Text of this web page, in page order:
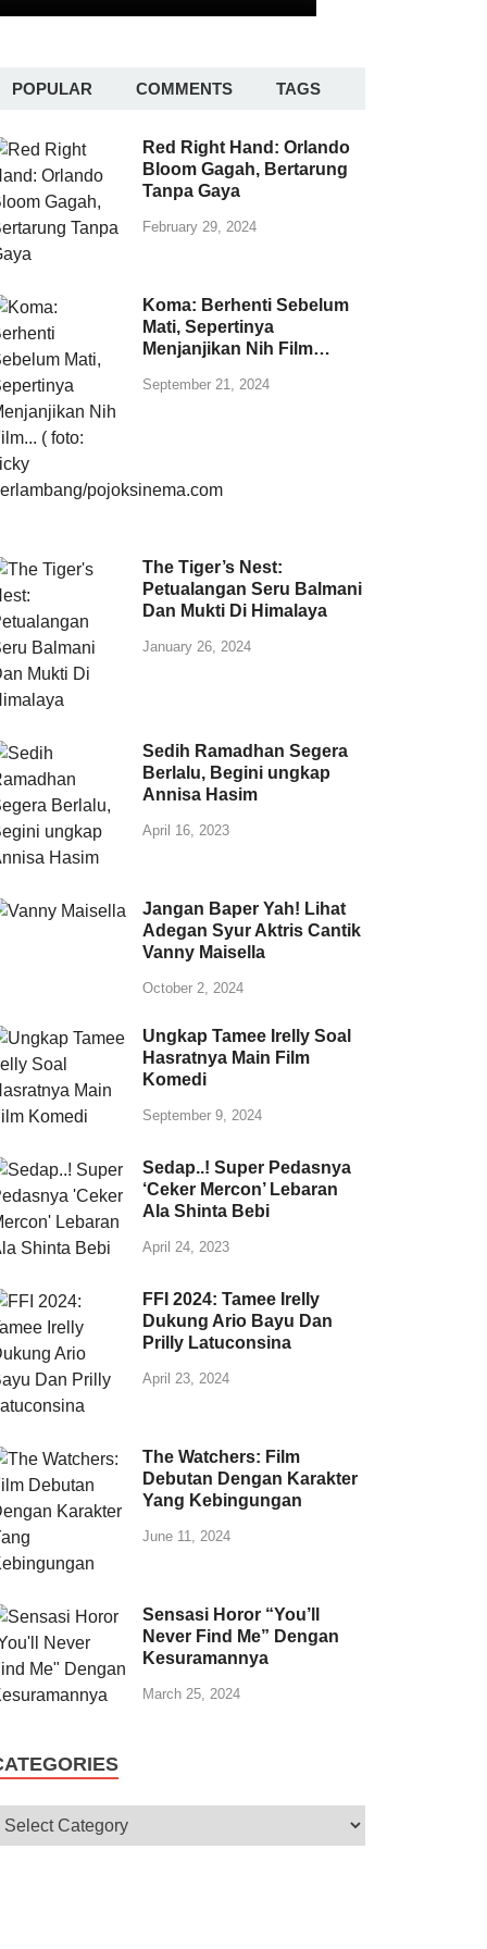
POPULAR COMMENTS TAGS
Red Right Hand: Orlando
Bloom Gagah, Bertarung
Tanpa Gaya
February 29, 2024
Koma: Berhenti Sebelum
Mati, Sepertinya
Menjanjikan Nih Film…
September 21, 2024
The Tiger’s Nest:
Petualangan Seru Balmani
Dan Mukti Di Himalaya
January 26, 2024
Sedih Ramadhan Segera
Berlalu, Begini ungkap
Annisa Hasim
April 16, 2023
Jangan Baper Yah! Lihat
Adegan Syur Aktris Cantik
Vanny Maisella
October 2, 2024
Ungkap Tamee Irelly Soal
Hasratnya Main Film
Komedi
September 9, 2024
Sedap..! Super Pedasnya
‘Ceker Mercon’ Lebaran
Ala Shinta Bebi
April 24, 2023
FFI 2024: Tamee Irelly
Dukung Ario Bayu Dan
Prilly Latuconsina
April 23, 2024
The Watchers: Film
Debutan Dengan Karakter
Yang Kebingungan
June 11, 2024
Sensasi Horor “You’ll
Never Find Me” Dengan
Kesuramannya
March 25, 2024